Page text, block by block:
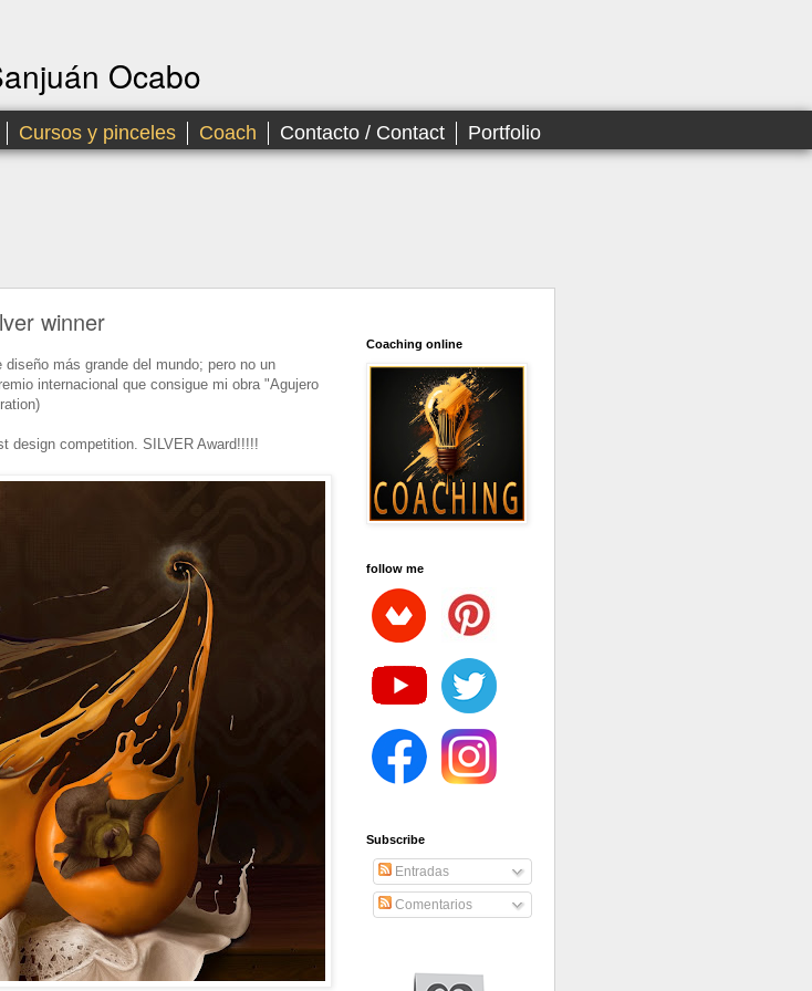
Cursos y pinceles Coach Contacto / Contact Portfolio
Ocabo
winner
más grande del mundo; pero no un
internacional que consigue mi obra "Agujero
design competition. SILVER Award!!!!!
Coaching online
follow me
Subscribe
Entradas
Comentarios